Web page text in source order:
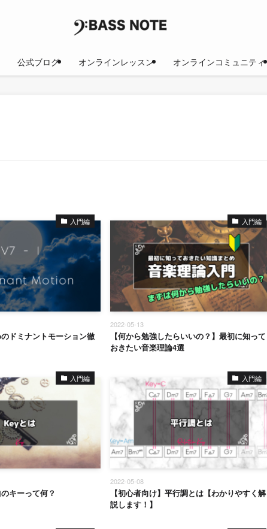
公式ブログ オンラインレッスン オンラインコミュニティ
入門編
ドミナントモーション徹
入門編
【何から勉強したらいいの？】最初に知って
おきたい音楽理論4選
2022-05-13
入門編
キーって何？
入門編
【初心者向け】平行調とは【わかりやすく解
説します！】
2022-05-08